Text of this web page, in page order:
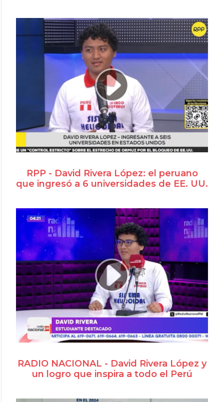
RPP - David Rivera López: el peruano
que ingresó a 6 universidades de EE. UU.
RADIO NACIONAL - David Rivera López y
un logro que inspira a todo el Perú